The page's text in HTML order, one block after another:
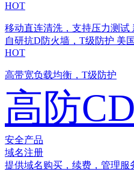
HOT
移动直连清洗，支持压力测试
自研抗D防火墙，T级防护 美
HOT
高带宽负载均衡，T级防护
高防
安全产品
域名注册
提供域名购买，续费，管理服